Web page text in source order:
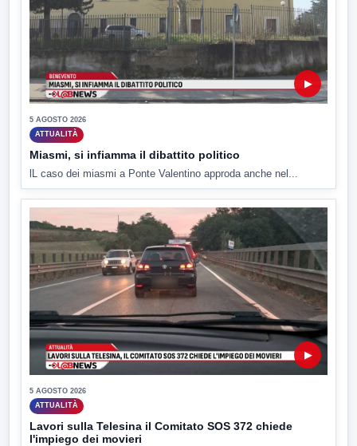
▶
5 AGOSTO 2026
ATTUALITÀ
Miasmi, si infiamma il dibattito politico
lL caso dei miasmi a Ponte Valentino approda anche nel...
▶
5 AGOSTO 2026
ATTUALITÀ
Lavori sulla Telesina il Comitato SOS 372 chiede
l'impiego dei movieri